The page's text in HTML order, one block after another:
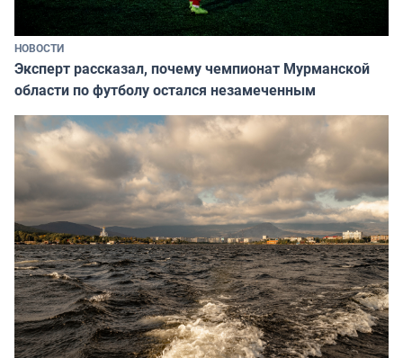
НОВОСТИ
Эксперт рассказал, почему чемпионат Мурманской
области по футболу остался незамеченным